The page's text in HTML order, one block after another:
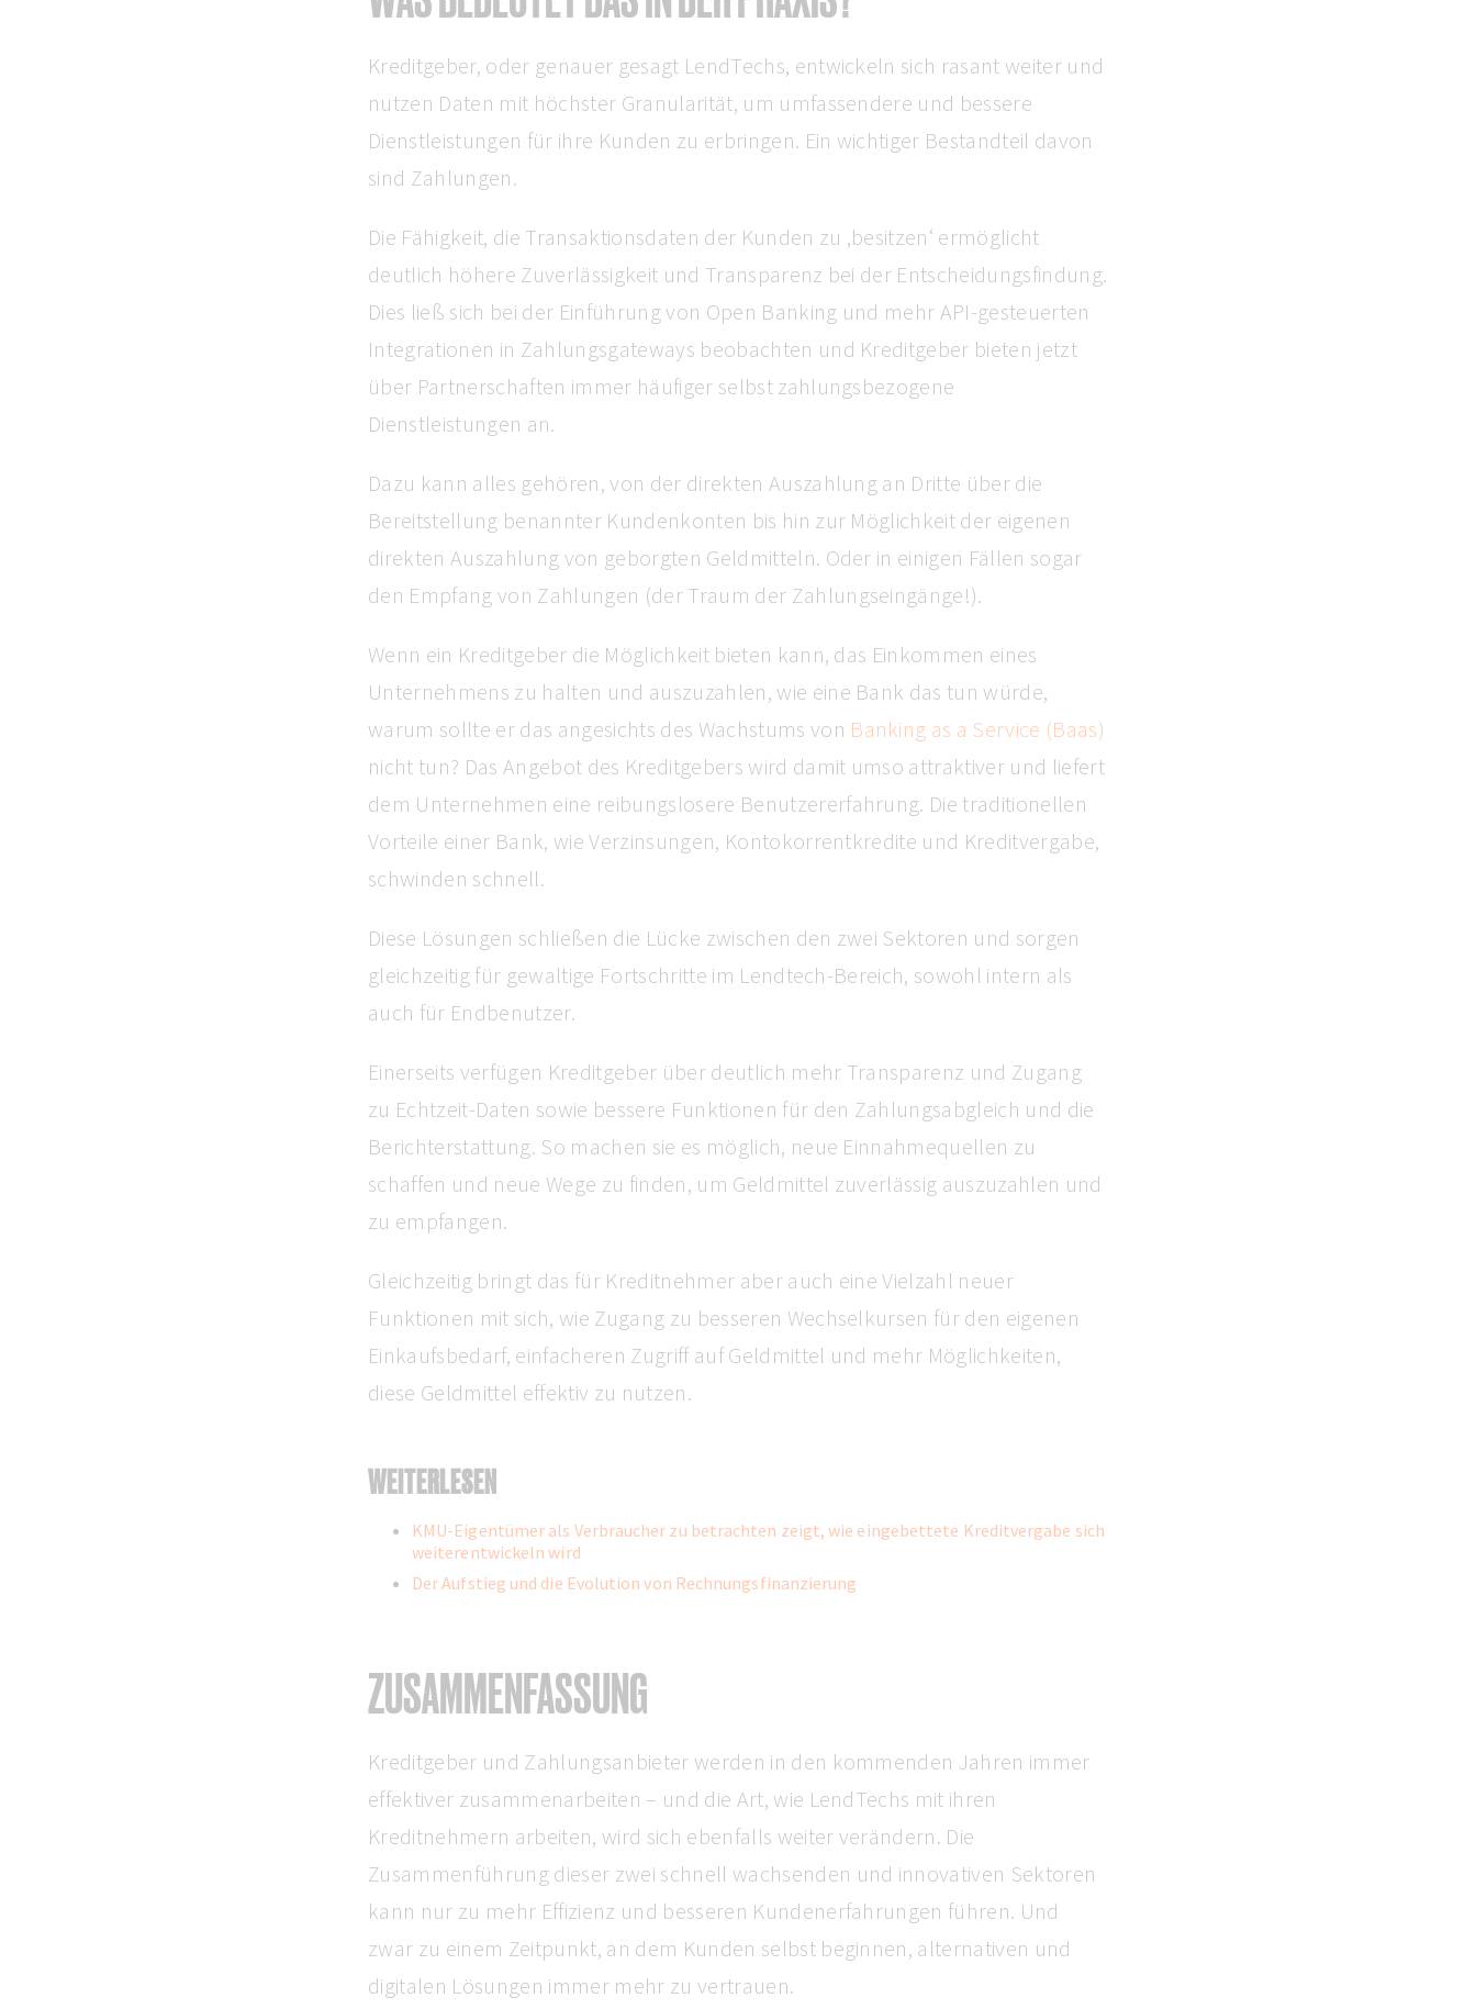
Kreditgeber, oder genauer gesagt LendTechs, entwickeln sich rasant weiter und
nutzen Daten mit höchster Granularität, um umfassendere und bessere
Dienstleistungen für ihre Kunden zu erbringen. Ein wichtiger Bestandteil davon
sind Zahlungen.
Die Fähigkeit, die Transaktionsdaten der Kunden zu ‚besitzen‘ ermöglicht
deutlich höhere Zuverlässigkeit und Transparenz bei der Entscheidungsfindung.
Dies ließ sich bei der Einführung von Open Banking und mehr API-gesteuerten
Integrationen in Zahlungsgateways beobachten und Kreditgeber bieten jetzt
über Partnerschaften immer häufiger selbst zahlungsbezogene
Dienstleistungen an.
Dazu kann alles gehören, von der direkten Auszahlung an Dritte über die
Bereitstellung benannter Kundenkonten bis hin zur Möglichkeit der eigenen
direkten Auszahlung von geborgten Geldmitteln. Oder in einigen Fällen sogar
den Empfang von Zahlungen (der Traum der Zahlungseingänge!).
Wenn ein Kreditgeber die Möglichkeit bieten kann, das Einkommen eines
Unternehmens zu halten und auszuzahlen, wie eine Bank das tun würde,
warum sollte er das angesichts des Wachstums von Banking as a Service (Baas)
nicht tun? Das Angebot des Kreditgebers wird damit umso attraktiver und liefert
dem Unternehmen eine reibungslosere Benutzererfahrung. Die traditionellen
Vorteile einer Bank, wie Verzinsungen, Kontokorrentkredite und Kreditvergabe,
schwinden schnell.
Diese Lösungen schließen die Lücke zwischen den zwei Sektoren und sorgen
gleichzeitig für gewaltige Fortschritte im Lendtech-Bereich, sowohl intern als
auch für Endbenutzer.
Einerseits verfügen Kreditgeber über deutlich mehr Transparenz und Zugang
zu Echtzeit-Daten sowie bessere Funktionen für den Zahlungsabgleich und die
Berichterstattung. So machen sie es möglich, neue Einnahmequellen zu
schaffen und neue Wege zu finden, um Geldmittel zuverlässig auszuzahlen und
zu empfangen.
Gleichzeitig bringt das für Kreditnehmer aber auch eine Vielzahl neuer
Funktionen mit sich, wie Zugang zu besseren Wechselkursen für den eigenen
Einkaufsbedarf, einfacheren Zugriff auf Geldmittel und mehr Möglichkeiten,
diese Geldmittel effektiv zu nutzen.
WEITERLESEN
KMU-Eigentümer als Verbraucher zu betrachten zeigt, wie eingebettete Kreditvergabe sich
weiterentwickeln wird
Der Aufstieg und die Evolution von Rechnungsfinanzierung
ZUSAMMENFASSUNG
Kreditgeber und Zahlungsanbieter werden in den kommenden Jahren immer
effektiver zusammenarbeiten – und die Art, wie LendTechs mit ihren
Kreditnehmern arbeiten, wird sich ebenfalls weiter verändern. Die
Zusammenführung dieser zwei schnell wachsenden und innovativen Sektoren
kann nur zu mehr Effizienz und besseren Kundenerfahrungen führen. Und
zwar zu einem Zeitpunkt, an dem Kunden selbst beginnen, alternativen und
digitalen Lösungen immer mehr zu vertrauen.